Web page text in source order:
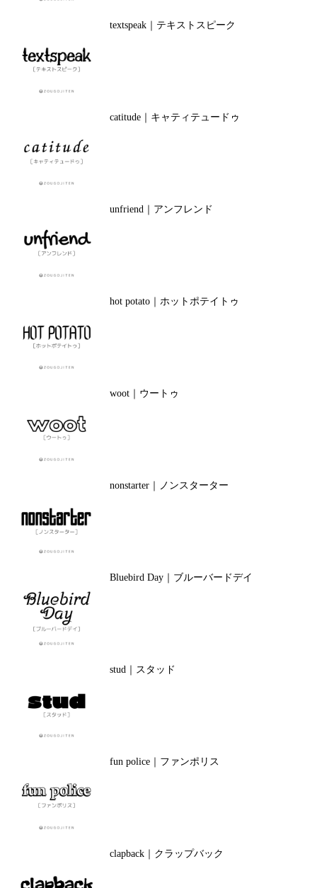
textspeak｜テキストスピーク
catitude｜キャティテュードゥ
unfriend｜アンフレンド
hot potato｜ホットポテイトゥ
woot｜ウートゥ
nonstarter｜ノンスターター
Bluebird Day｜ブルーバードデイ
stud｜スタッド
fun police｜ファンポリス
clapback｜クラップバック